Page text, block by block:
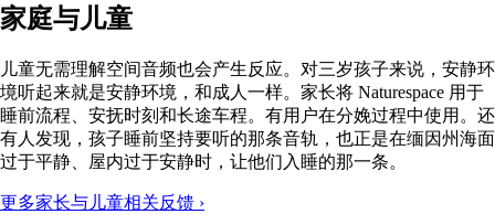
家庭与儿童
儿童无需理解空间音频也会产生反应。对三岁孩子来说，安静环
境听起来就是安静环境，和成人一样。家长将 Naturespace 用于
睡前流程、安抚时刻和长途车程。有用户在分娩过程中使用。还
有人发现，孩子睡前坚持要听的那条音轨，也正是在缅因州海面
过于平静、屋内过于安静时，让他们入睡的那一条。
更多家长与儿童相关反馈 ›